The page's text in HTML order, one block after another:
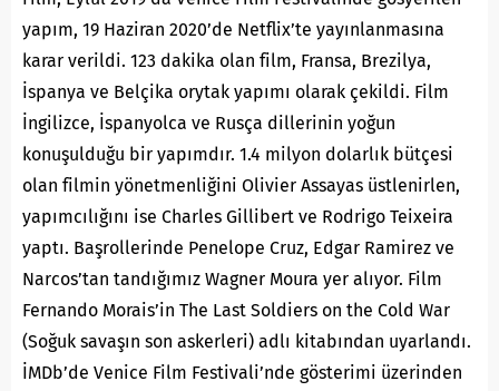
yapım, 19 Haziran 2020’de Netflix’te yayınlanmasına
karar verildi. 123 dakika olan film, Fransa, Brezilya,
İspanya ve Belçika orytak yapımı olarak çekildi. Film
İngilizce, İspanyolca ve Rusça dillerinin yoğun
konuşulduğu bir yapımdır. 1.4 milyon dolarlık bütçesi
olan filmin yönetmenliğini Olivier Assayas üstlenirlen,
yapımcılığını ise Charles Gillibert ve Rodrigo Teixeira
yaptı. Başrollerinde Penelope Cruz, Edgar Ramirez ve
Narcos’tan tandığımız Wagner Moura yer alıyor. Film
Fernando Morais’in The Last Soldiers on the Cold War
(Soğuk savaşın son askerleri) adlı kitabından uyarlandı.
İMDb’de Venice Film Festivali’nde gösterimi üzerinden